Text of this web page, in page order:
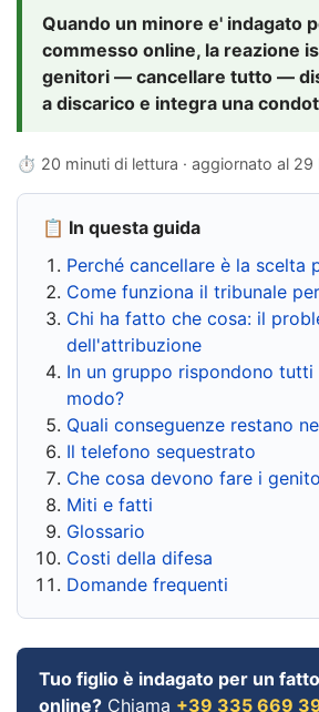
Quando un minore e' indagato
commesso online, la reazione
genitori — cancellare tutto —
a discarico e integra una
⏱ 20 minuti di lettura · aggiornato al 29
📋 In questa guida
Perché cancellare è la scelta
Come funziona il tribunale
Chi ha fatto che cosa: il
dell'attribuzione
In un gruppo rispondono tutti
modo?
Quali conseguenze restano
Il telefono sequestrato
Che cosa devono fare i
Miti e fatti
Glossario
Costi della difesa
Domande frequenti
Tuo figlio è indagato per un
online? Chiama +39 335 669